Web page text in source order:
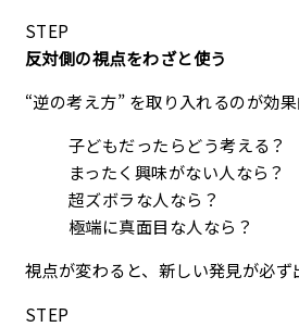
STEP
反対側の視点をわざと使う
“逆の考え方” を取り入れるのが効果
子どもだったらどう考える？
まったく興味がない人なら？
超ズボラな人なら？
極端に真面目な人なら？
視点が変わると、新しい発見が必ず
STEP